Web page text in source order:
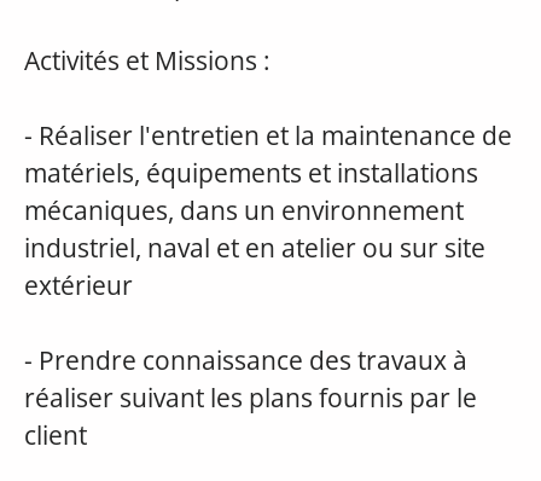
Activités et Missions :
- Réaliser l'entretien et la maintenance de
matériels, équipements et installations
mécaniques, dans un environnement
industriel, naval et en atelier ou sur site
extérieur
- Prendre connaissance des travaux à
réaliser suivant les plans fournis par le
client